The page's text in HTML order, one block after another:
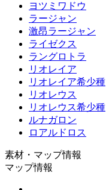
ヨツミワドウ
ラージャン
激昂ラージャン
ライゼクス
ラングロトラ
リオレイア
リオレイア希少種
リオレウス
リオレウス希少種
ルナガロン
ロアルドロス
素材・マップ情報
マップ情報